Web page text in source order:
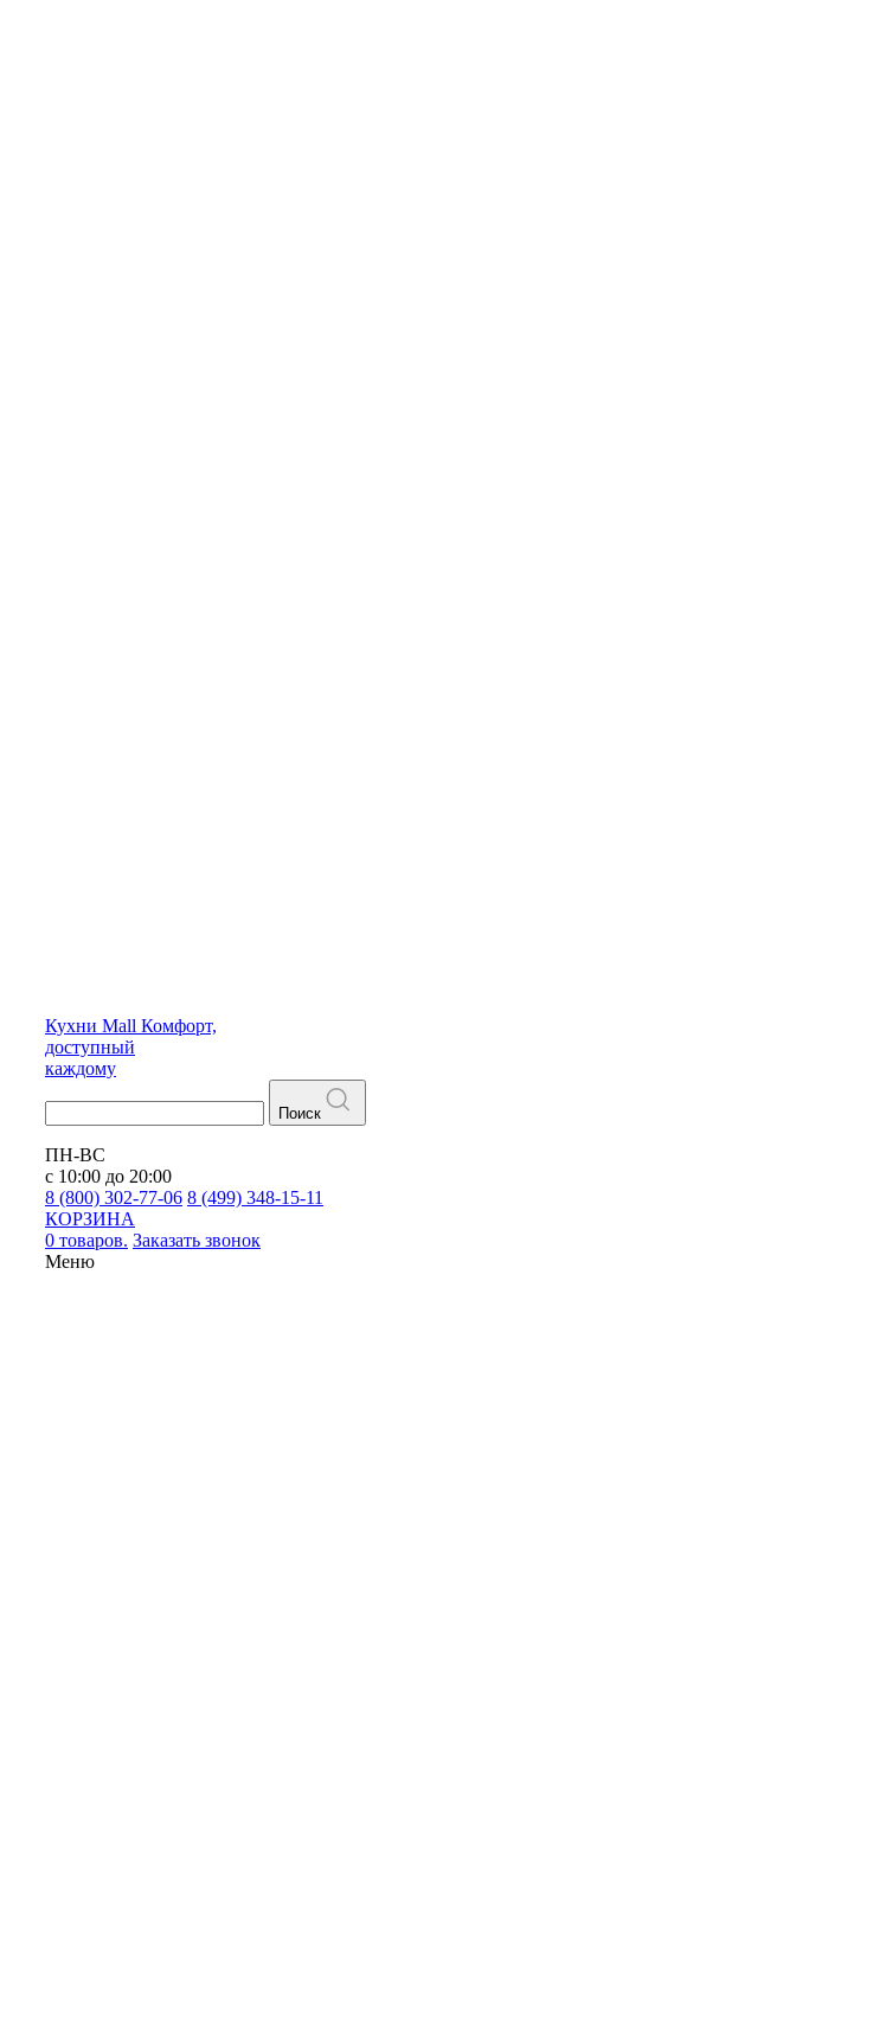
Кухни Mall Комфорт,
доступный
каждому
Поиск
ПН-ВС
с 10:00 до 20:00
8 (800) 302-77-06 8 (499) 348-15-11
КОРЗИНА
0 товаров. Заказать звонок
Меню